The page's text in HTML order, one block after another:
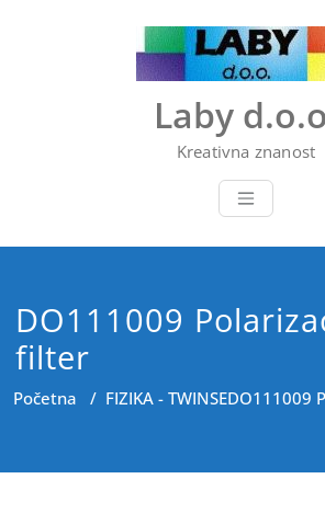
Laby
Kreativna znanost
DO111009
filter
Početna / FIZIKA - TWINSEDO111009